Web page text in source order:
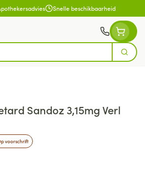
Snelle beschikbaarheid
Zoek
Sandoz 3,15mg Verl
voorschrift